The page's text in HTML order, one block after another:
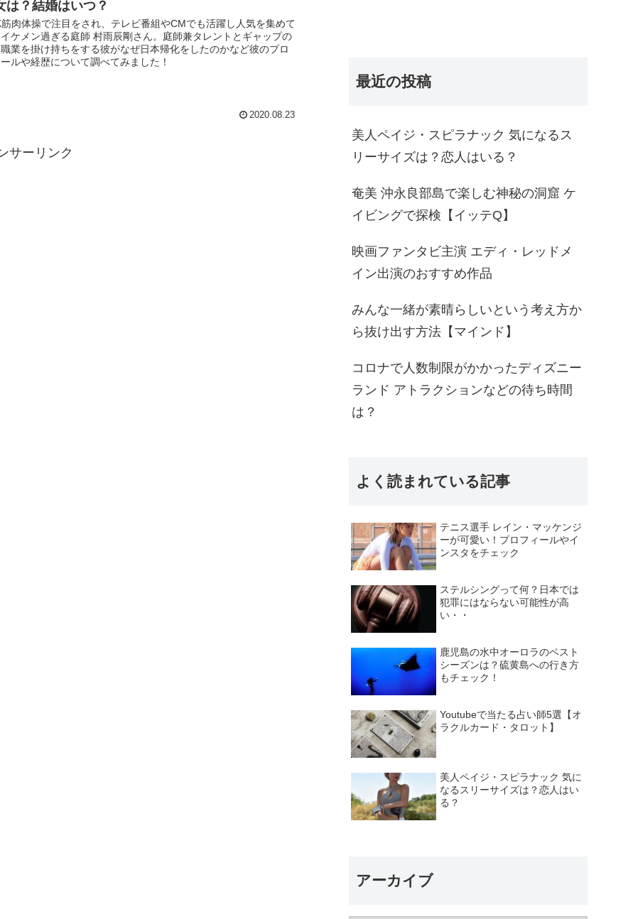
は？結婚はいつ？
筋肉体操で注目をされ、テレビ番組やCMでも活躍し人気を集めて
ケメン過ぎる庭師 村雨辰剛さん。庭師兼タレントとギャップの
業を掛け持ちをする彼がなぜ日本帰化をしたのかなど彼のプロ
ルや経歴について調べてみました！
2020.08.23
サーリンク
最近の投稿
美人ペイジ・スピラナック 気になるス
リーサイズは？恋人はいる？
奄美 沖永良部島で楽しむ神秘の洞窟 ケ
イビングで探検【イッテQ】
映画ファンタビ主演 エディ・レッドメ
イン出演のおすすめ作品
みんな一緒が素晴らしいという考え方か
ら抜け出す方法【マインド】
コロナで人数制限がかかったディズニー
ランド アトラクションなどの待ち時間
は？
よく読まれている記事
テニス選手 レイン・マッケンジ
ーが可愛い！プロフィールやイ
ンスタをチェック
ステルシングって何？日本では
犯罪にはならない可能性が高
い・・
鹿児島の水中オーロラのベスト
シーズンは？硫黄島への行き方
もチェック！
Youtubeで当たる占い師5選【オ
ラクルカード・タロット】
美人ペイジ・スピラナック 気に
なるスリーサイズは？恋人はい
る？
アーカイブ